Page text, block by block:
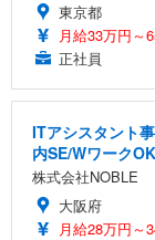
東京都
月給33万円～
正社員
ITアシスタント
内SE/WワークOK
株式会社NOBLE
大阪府
月給28万円～